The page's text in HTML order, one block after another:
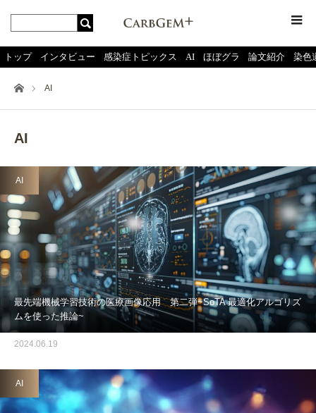
トップ インタビュー 感染症トピックス AI ほぼグラ 論文紹介 染色
ホームAI
AI
AI
最先端機械学習技術の医療画像応用 第二弾~SoTA 最適化アルゴリズ
ムを使った推論~
2024.06.19
AI